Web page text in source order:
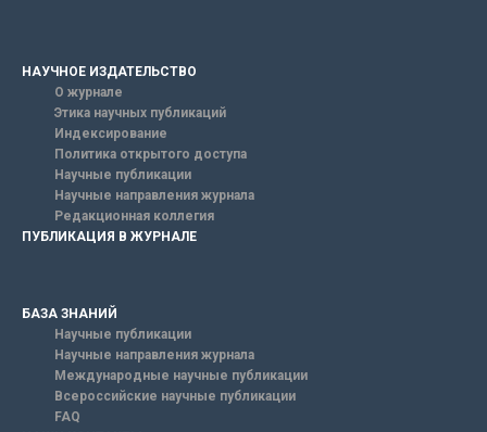
НАУЧНОЕ ИЗДАТЕЛЬСТВО
О журнале
Этика научных публикаций
Индексирование
Политика открытого доступа
Научные публикации
Научные направления журнала
Редакционная коллегия
ПУБЛИКАЦИЯ В ЖУРНАЛЕ
БАЗА ЗНАНИЙ
Научные публикации
Научные направления журнала
Международные научные публикации
Всероссийские научные публикации
FAQ